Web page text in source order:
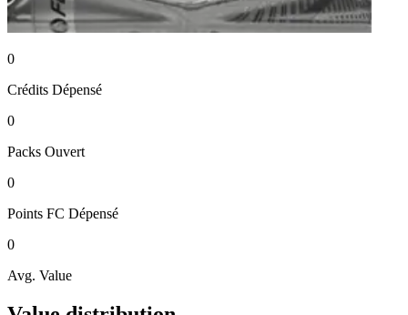
0
Crédits Dépensé
0
Packs Ouvert
0
Points FC Dépensé
0
Avg. Value